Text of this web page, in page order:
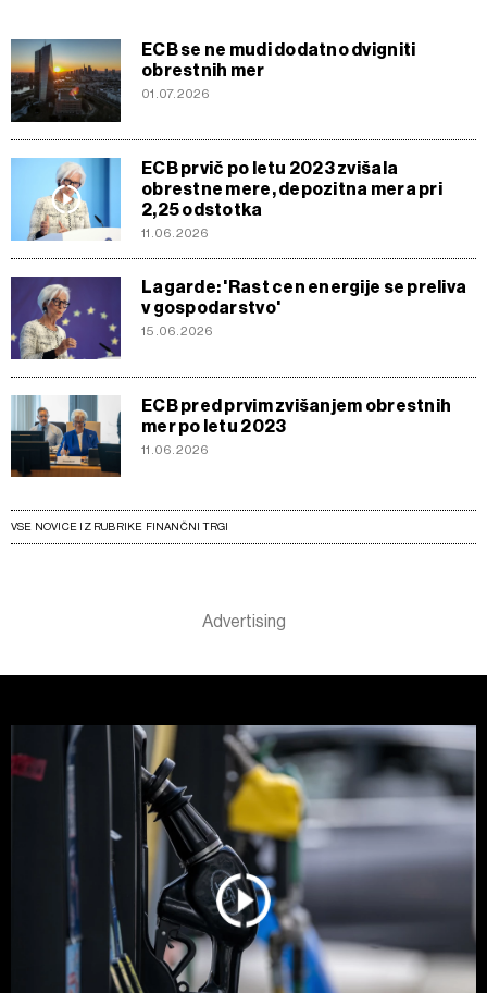
ECB se ne mudi dodatno dvigniti
obrestnih mer
01.07.2026
ECB prvič po letu 2023 zvišala
obrestne mere, depozitna mera pri
2,25 odstotka
11.06.2026
Lagarde: 'Rast cen energije se preliva
v gospodarstvo'
15.06.2026
ECB pred prvim zvišanjem obrestnih
mer po letu 2023
11.06.2026
VSE NOVICE IZ RUBRIKE FINANČNI TRGI